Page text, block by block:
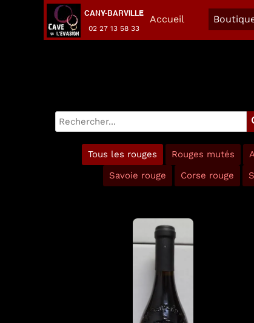
Accueil
CANY-BARVILLE
02 27 13 58 33
Tous les rouges Rouges mutés
Savoie rouge
Corse rouge